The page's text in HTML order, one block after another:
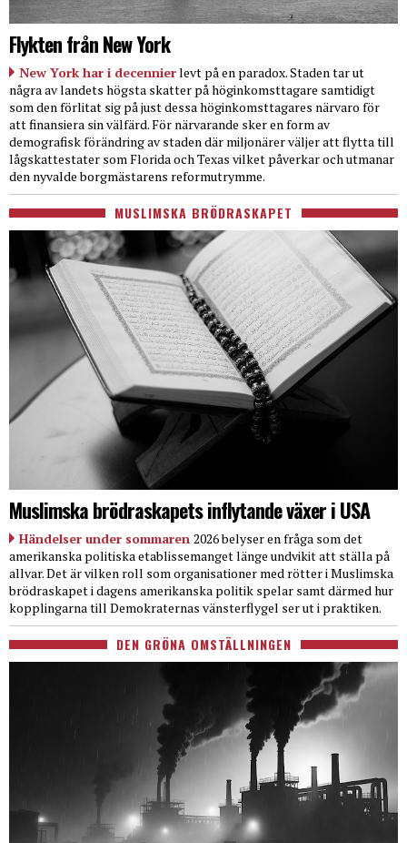
Flykten från New York
New York har i decennierlevt på en paradox. Staden tar ut
några av landets högsta skatter på höginkomsttagare samtidigt
som den förlitat sig på just dessa höginkomsttagares närvaro för
att finansiera sin välfärd. För närvarande sker en form av
demografisk förändring av staden där miljonärer väljer att flytta till
lågskattestater som Florida och Texas vilket påverkar och utmanar
den nyvalde borgmästarens reformutrymme.
MUSLIMSKA BRÖDRASKAPET
Muslimska brödraskapets inflytande växer i USA
Händelser under sommaren 2026 belyser en fråga som det
amerikanska politiska etablissemanget länge undvikit att ställa på
allvar. Det är vilken roll som organisationer med rötter i Muslimska
brödraskapet i dagens amerikanska politik spelar samt därmed hur
kopplingarna till Demokraternas vänsterflygel ser ut i praktiken.
DEN GRÖNA OMSTÄLLNINGEN